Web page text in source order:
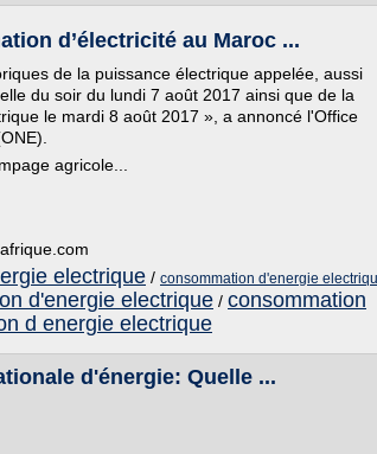
d’électricité au Maroc ...
de la puissance électrique appelée, aussi
du soir du lundi 7 août 2017 ainsi que de la
le mardi 8 août 2017 », a annoncé l'Office
agricole...
electrique / consommation d'energie
d'energie electrique / consommation
d energie electrique
d'énergie: Quelle ...